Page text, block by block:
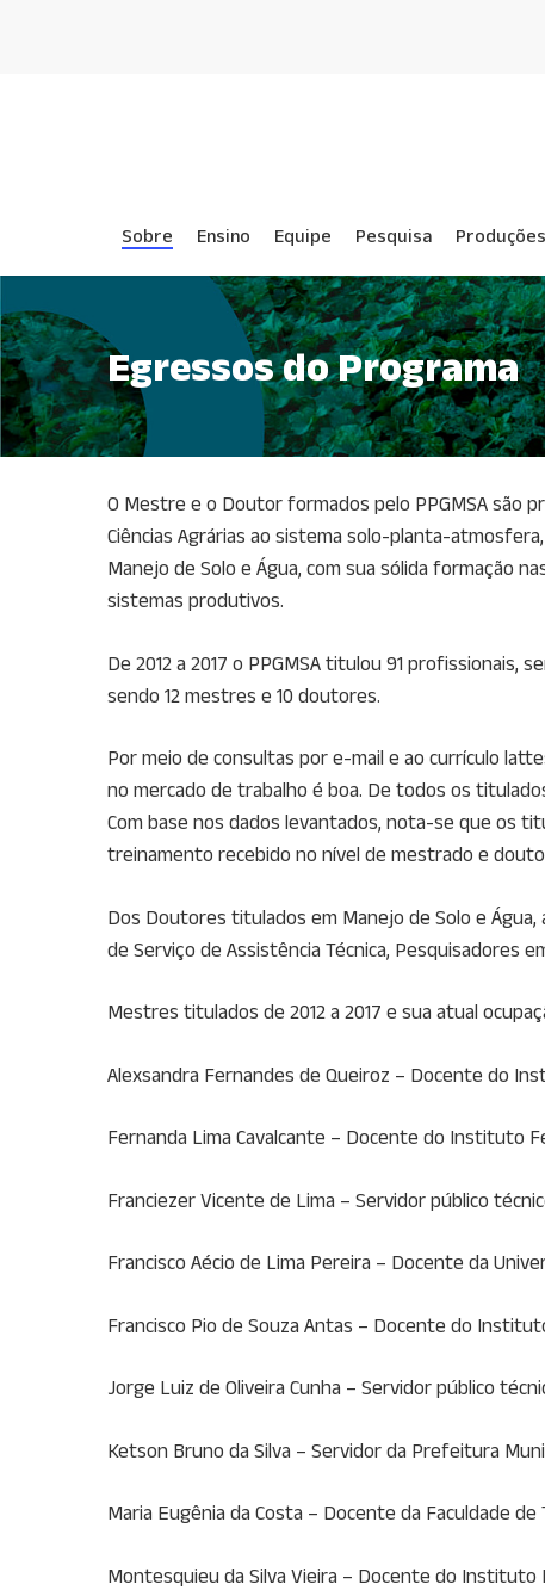
Sobre Ensino Equipe Pesquisa
Egressos do Programa
O Mestre e o Doutor formados pelo PPGMSA são
Ciências Agrárias ao sistema solo-planta-
Manejo de Solo e Água, com sua sólida formação
sistemas produtivos.
De 2012 a 2017 o PPGMSA titulou 91
sendo 12 mestres e 10 doutores.
Por meio de consultas por e-mail e ao currículo
no mercado de trabalho é boa. De todos os
Com base nos dados levantados, nota-se que os
treinamento recebido no nível de mestrado e
Dos Doutores titulados em Manejo de Solo e
de Serviço de Assistência Técnica, Pesquisadores
Mestres titulados de 2012 a 2017 e sua atual
Alexsandra Fernandes de Queiroz – Docente do
Fernanda Lima Cavalcante – Docente do Instituto
Franciezer Vicente de Lima – Servidor público
Francisco Aécio de Lima Pereira – Docente da
Francisco Pio de Souza Antas – Docente do
Jorge Luiz de Oliveira Cunha – Servidor público
Ketson Bruno da Silva – Servidor da Prefeitura
Maria Eugênia da Costa – Docente da Faculdade de
Montesquieu da Silva Vieira – Docente do Instituto